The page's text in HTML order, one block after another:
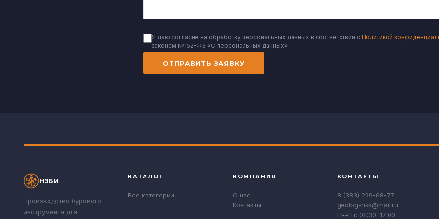
Я даю согласие на обработку персональных данных в соответствии с Политикой
законом №152-ФЗ «О персональных данных»
ОТПРАВИТЬ ЗАЯВКУ
НЗБИ
Производство бурового
инструмента для
КАТАЛОГ
Все категории
КОМПАНИЯ
О нас
Контакты
КОНТАКТЫ
8 (383) 299-68-77
geolog-nsk@mail.ru
Пн–Пт: 08:30–17:00